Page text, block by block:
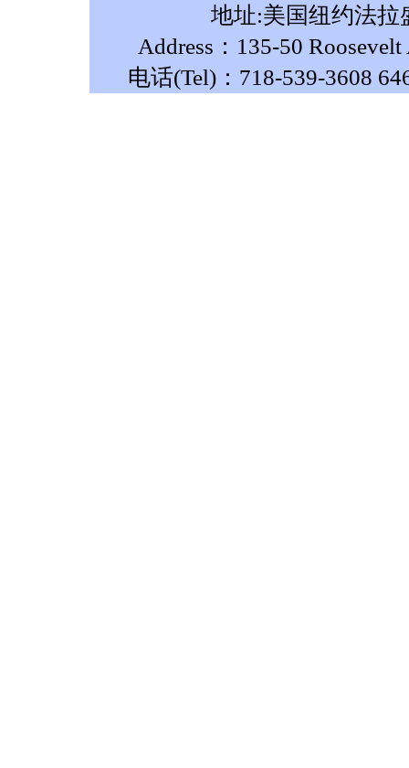
地址:美国纽约法拉
Address：135-50
电话(Tel)：718-539-3608